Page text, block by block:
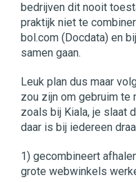
bedrijven dit nooit
praktijk niet te
bol.com (Docdata) en
samen gaan.
Leuk plan dus maar
zou zijn om gebruim te
zoals bij Kiala, je slaat
daar is bij iedereen
1) gecombineert
grote webwinkels